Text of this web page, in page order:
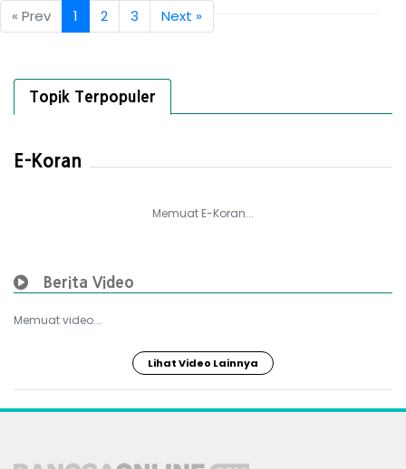
« Prev 1 2 3 Next »
Topik Terpopuler
E-Koran
Memuat E-Koran...
Berita Video
Memuat video...
Lihat Video Lainnya